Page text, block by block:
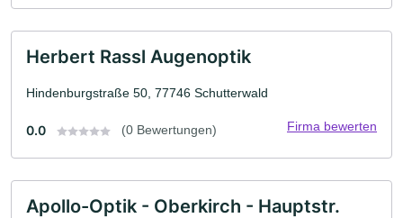
Herbert Rassl Augenoptik
Hindenburgstraße 50, 77746 Schutterwald
0.0 (0 Bewertungen) Firma bewerten
Apollo-Optik - Oberkirch - Hauptstr.